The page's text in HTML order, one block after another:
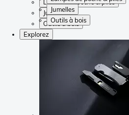
Jumelles
Outils à bois
Lampes de poche & piles
Jumelles
Outils à bois
Explorez